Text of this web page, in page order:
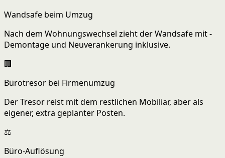
Wandsafe beim Umzug
Nach dem Wohnungswechsel zieht der Wandsafe mit -
Demontage und Neuverankerung inklusive.
🏢
Bürotresor bei Firmenumzug
Der Tresor reist mit dem restlichen Mobiliar, aber als
eigener, extra geplanter Posten.
⚖️
Büro-Auflösung